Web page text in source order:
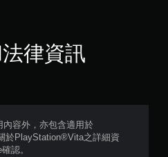
律資訊
容外，亦包含適用於
於PlayStation®Vita之詳細資
認。